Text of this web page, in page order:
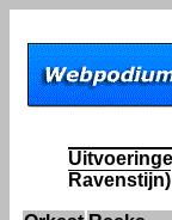
Ravenstijn)